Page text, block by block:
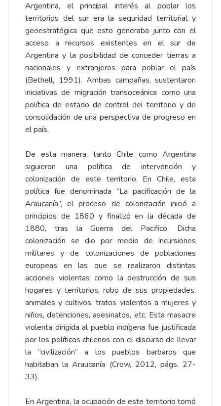
Argentina, el principal interés al poblar los
territorios del sur era la seguridad territorial y
geoestratégica que esto generaba junto con el
acceso a recursos existentes en el sur de
Argentina y la posibilidad de conceder tierras a
nacionales y extranjeros para poblar el país
(Bethell, 1991). Ambas campañas, sustentaron
iniciativas de migración transoceánica como una
política de estado de control del territorio y de
consolidación de una perspectiva de progreso en
el país.
De esta manera, tanto Chile como Argentina
siguieron una política de intervención y
colonización de este territorio. En Chile, esta
política fue denominada “La pacificación de la
Araucanía”, el proceso de colonización inició a
principios de 1860 y finalizó en la década de
1880, tras la Guerra del Pacifico. Dicha
colonización se dio por medio de incursiones
militares y de colonizaciones de poblaciones
europeas en las que se realizaron distintas
acciones violentas como la destrucción de sus
hogares y territorios, robo de sus propiedades,
animales y cultivos; tratos violentos a mujeres y
niños, detenciones, asesinatos, etc. Esta masacre
violenta dirigida al pueblo indígena fue justificada
por los políticos chilenos con el discurso de llevar
la “civilización” a los pueblos barbaros que
habitaban la Araucanía (Crow, 2012, págs. 27-
33).
En Argentina, la ocupación de este territorio tomó